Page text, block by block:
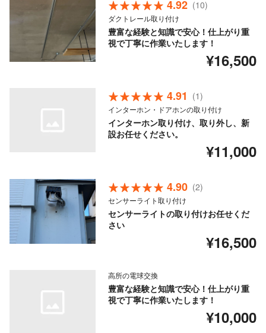
4.92 (10)
ダクトレール取り付け
豊富な経験と知識で安心！仕上がり重
視で丁寧に作業いたします！
¥16,500
4.91 (1)
インターホン・ドアホンの取り付け
インターホン取り付け、取り外し、新
設お任せください。
¥11,000
4.90 (2)
センサーライト取り付け
センサーライトの取り付けお任せくだ
さい
¥16,500
高所の電球交換
豊富な経験と知識で安心！仕上がり重
視で丁寧に作業いたします！
¥10,000